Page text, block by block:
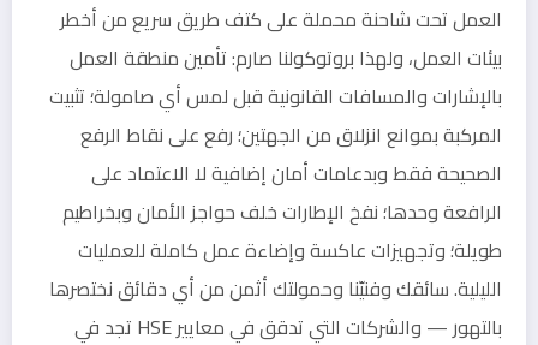
العمل تحت شاحنة محملة على كتف طريق سريع من أخطر
بيئات العمل، ولهذا بروتوكولنا صارم: تأمين منطقة العمل
بالإشارات والمسافات القانونية قبل لمس أي صامولة؛ تثبيت
المركبة بموانع انزلاق من الجهتين؛ رفع على نقاط الرفع
الصحيحة فقط وبدعامات أمان إضافية لا الاعتماد على
الرافعة وحدها؛ نفخ الإطارات خلف حواجز الأمان وبخراطيم
طويلة؛ وتجهيزات عاكسة وإضاءة عمل كاملة للعمليات
الليلية. سائقك وفنيّنا وحمولتك أثمن من أي دقائق نختصرها
بالتهور — والشركات التي تدقق في معايير HSE تجد في